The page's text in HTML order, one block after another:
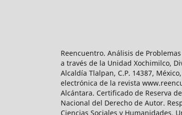
Reencuentro. Análisis de
a través de la Unidad Xochimilco,
Alcaldía Tlalpan, C.P. 14387,
electrónica de la revista
Alcántara. Certificado de Reserva
Nacional del Derecho de Autor.
Ciencias Sociales y Humanidades,